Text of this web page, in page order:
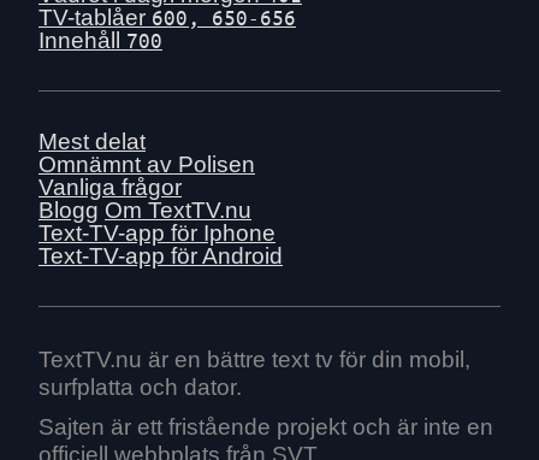
Lör 27 juni
Fre 26 juni
Tors 25 juni
Tis 23 juni
Mån 22 juni
Sön 21 juni
Lör 20 juni
Ons 17 juni
Tis 16 juni
Mån 15 juni
TV-tablåer 600, 650-656
Innehåll 700
Mest delat
Omnämnt av Polisen
Vanliga frågor
Blogg Om TextTV.nu
Text-TV-app för Iphone
Text-TV-app för Android
TextTV.nu är en bättre text tv för din mobil,
surfplatta och dator.
Sajten är ett fristående projekt och är inte en
officiell webbplats från SVT.